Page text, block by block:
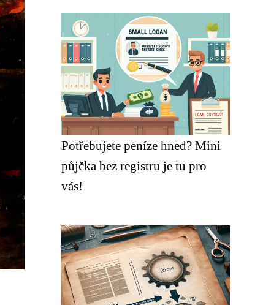
Potřebujete peníze hned? Mini
půjčka bez registru je tu pro
vás!